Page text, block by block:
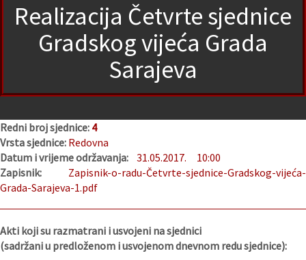
Realizacija Četvrte sjednice
Gradskog vijeća Grada
Sarajeva
Redni broj sjednice: 4
Vrsta sjednice: Redovna
Datum i vrijeme održavanja: 31.05.2017.
10:00
Zapisnik:
Zapisnik-o-radu-Četvrte-sjednice-Gradskog-vijeća-
Grada-Sarajeva-1.pdf
Akti koji su razmatrani i usvojeni na sjednici
(sadržani u predloženom i usvojenom dnevnom redu sjednice):